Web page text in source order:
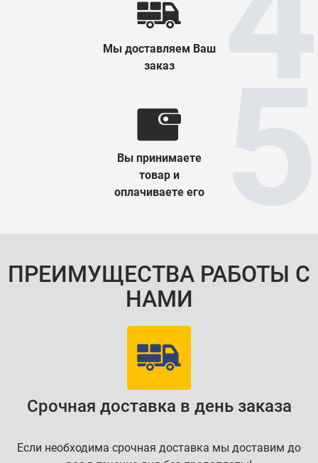
Мы доставляем Ваш
заказ
Вы принимаете
товар и
оплачиваете его
ПРЕИМУЩЕСТВА РАБОТЫ С
НАМИ
Срочная доставка в день заказа
Если необходима срочная доставка мы доставим до